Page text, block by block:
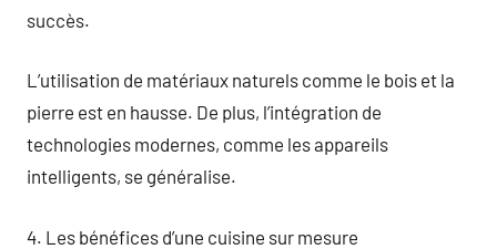
succès.
L’utilisation de matériaux naturels comme le bois et la
pierre est en hausse. De plus, l’intégration de
technologies modernes, comme les appareils
intelligents, se généralise.
4. Les bénéfices d’une cuisine sur mesure